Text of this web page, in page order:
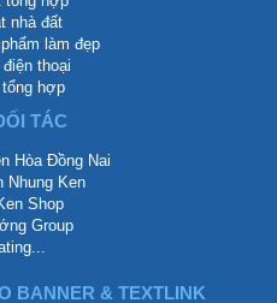
nhà đất
làm đẹp
thoại
hợp
TÁC
Hòa Đồng Nai
Nhung Ken
Shop
Group
BANNER & TEXTLINK